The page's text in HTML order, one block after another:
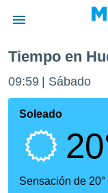
de
ha
calidad.
a este
Tiempo en
09:59 Sábado
Soleado
Sensación de 20°